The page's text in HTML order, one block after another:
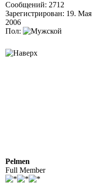
Сообщений: 2712
Зарегистрирован: 19. Мая
2006
Пол:
Pelmen
Full Member